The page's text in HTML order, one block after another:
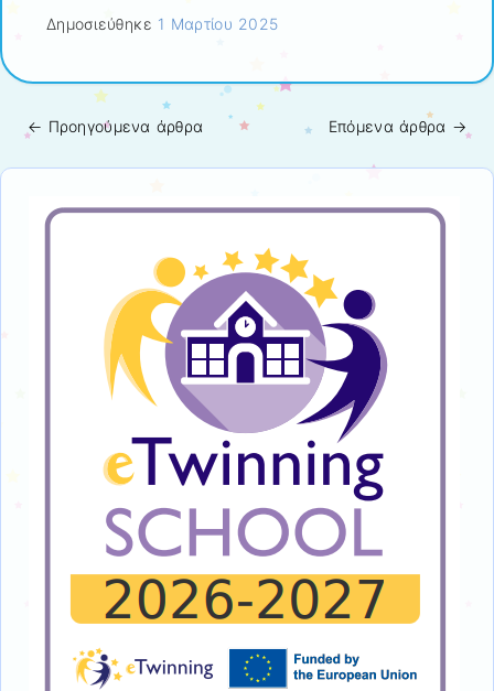
Δημοσιεύθηκε 1 Μαρτίου 2025
Πλοήγηση άρθρων
← Προηγούμενα άρθρα Επόμενα άρθρα →